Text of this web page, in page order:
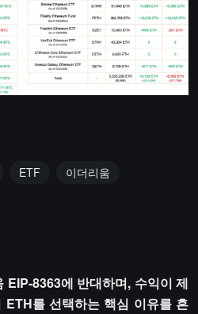
ETF 이더리움
8363에 반대하며, 수익이 제
ETH를 선택하는 핵심 이유를 흔